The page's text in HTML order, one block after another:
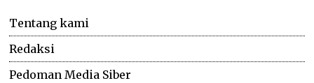
Tentang kami
Redaksi
Pedoman Media Siber